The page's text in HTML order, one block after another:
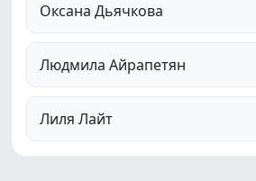
Оксана Дьячкова
Людмила Айрапетян
Лиля Лайт